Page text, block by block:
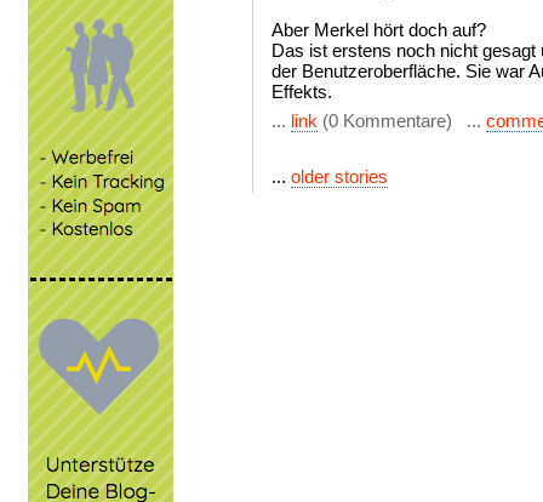
Aber Merkel hört doch auf?
Das ist erstens noch nicht
der Benutzeroberfläche. Sie war
Effekts.
... link (0 Kommentare) ...
... older stories